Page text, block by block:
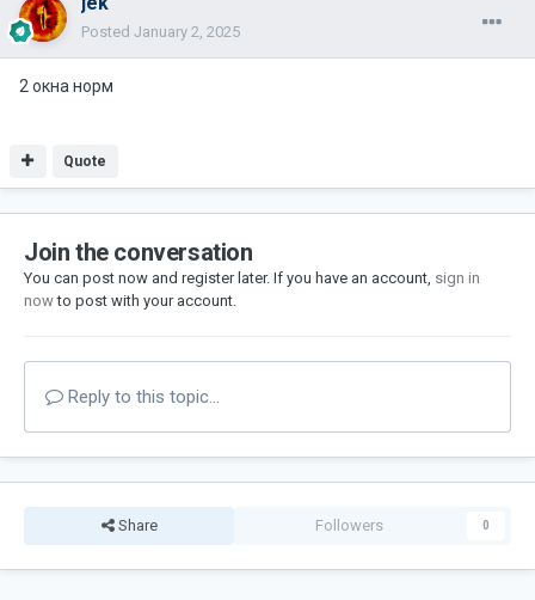
Posted January 2, 2025
2 окна норм
Quote
Join the conversation
You can post now and register later. If you have an account, sign in
nowto post with your account.
Reply to this topic...
Share Followers 0